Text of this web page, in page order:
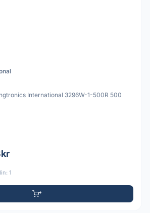
International 3296W-1-500R 500
1